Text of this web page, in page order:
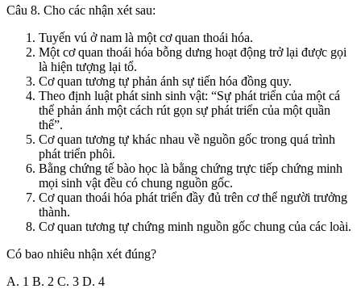
Câu 8. Cho các nhận xét sau:
Tuyến vú ở nam là một cơ quan thoái hóa.
Một cơ quan thoái hóa bỗng dưng hoạt động trở lại được gọi
là hiện tượng lại tổ.
Cơ quan tương tự phản ánh sự tiến hóa đồng quy.
Theo định luật phát sinh sinh vật: “Sự phát triển của một cá
thể phản ánh một cách rút gọn sự phát triển của một quần
thể”.
Cơ quan tương tự khác nhau về nguồn gốc trong quá trình
phát triển phôi.
Bằng chứng tế bào học là bằng chứng trực tiếp chứng minh
mọi sinh vật đều có chung nguồn gốc.
Cơ quan thoái hóa phát triển đầy đủ trên cơ thể người trưởng
thành.
Cơ quan tương tự chứng minh nguồn gốc chung của các loài.
Có bao nhiêu nhận xét đúng?
A. 1 B. 2 C. 3 D. 4